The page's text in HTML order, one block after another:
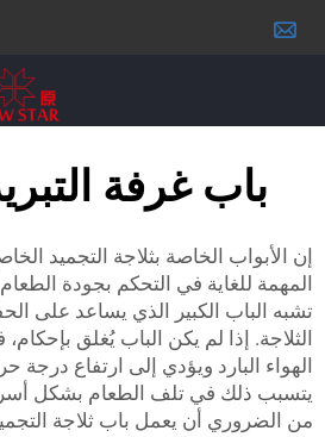
غرفة التبريد
الخاصة بثلاجة التجميد الخاصة بك تُعدّ
في التحكم بجودة الطعام الموجود
الكبير الذي يساعد على الحفاظ على
لم يكن الباب يُغلق بإحكام، فقد
ويؤدي إلى ارتفاع درجة حرارة
في تلف الطعام بشكل أسرع وعدم
أن يعمل باب ثلاجة التجميد بشكل